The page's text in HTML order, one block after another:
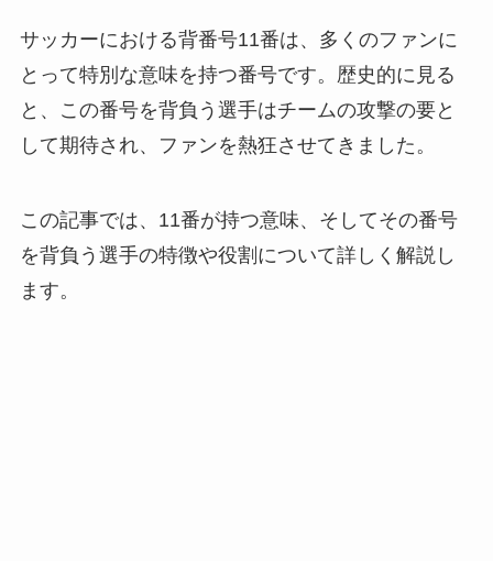
サッカーにおける背番号11番は、多くのファンに
とって特別な意味を持つ番号です。歴史的に見る
と、この番号を背負う選手はチームの攻撃の要と
して期待され、ファンを熱狂させてきました。
この記事では、11番が持つ意味、そしてその番号
を背負う選手の特徴や役割について詳しく解説し
ます。